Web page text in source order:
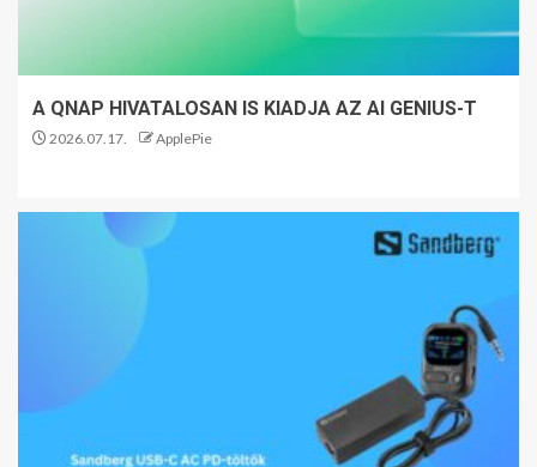
A QNAP HIVATALOSAN IS KIADJA AZ AI GENIUS-T
2026.07.17. ApplePie